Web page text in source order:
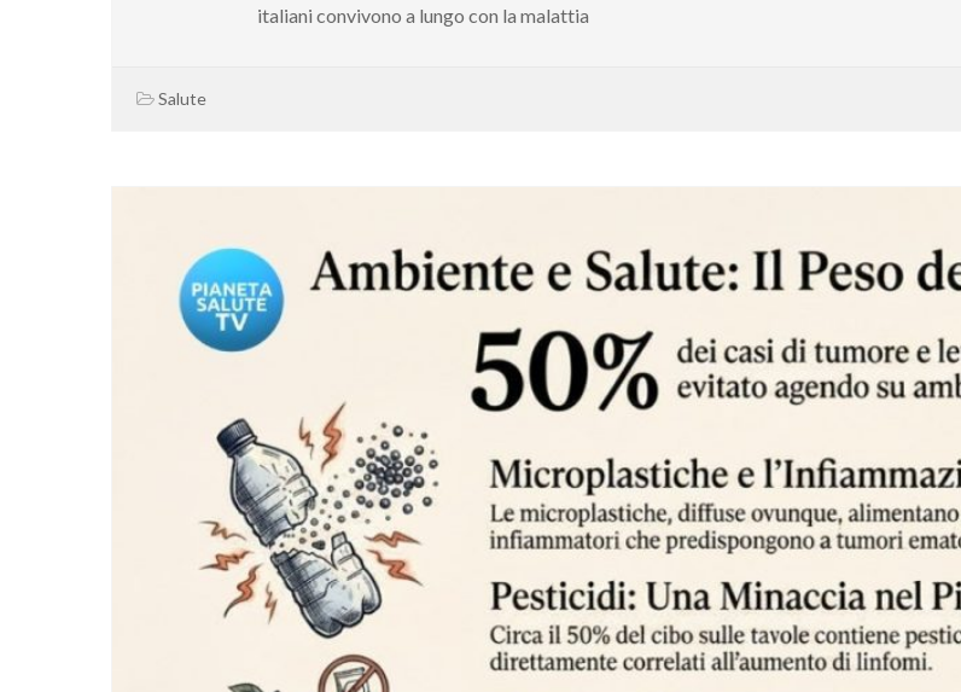
italiani convivono a lungo con la malattia
Salute